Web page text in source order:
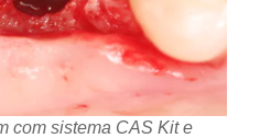
com sistema CAS Kit e